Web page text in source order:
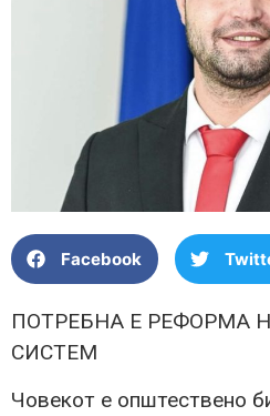
Facebook
ПОТРЕБНА Е РЕФОРМА
СИСТЕМ
Човекот е општествено